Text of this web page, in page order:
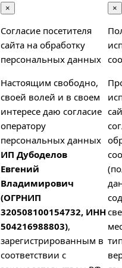
×
Согласие посетителя
сайта на обработку
персональных данных
Настоящим свободно,
своей волей и в своем
интересе даю согласие
оператору
персональных данных
ИП Дубоделов
Евгений
Владимирович
(ОГРНИП
320508100154732, ИНН
504216988803),
зарегистрированным в
соответствии с
×